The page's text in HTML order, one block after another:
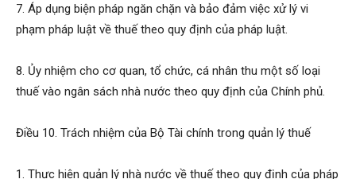
7. Áp dụng biện pháp ngăn chặn và bảo đảm việc xử lý vi
phạm pháp luật về thuế theo quy định của pháp luật.
8. Ủy nhiệm cho cơ quan, tổ chức, cá nhân thu một số loại
thuế vào ngân sách nhà nước theo quy định của Chính phủ.
Điều 10. Trách nhiệm của Bộ Tài chính trong quản lý thuế
1. Thực hiện quản lý nhà nước về thuế theo quy định của pháp